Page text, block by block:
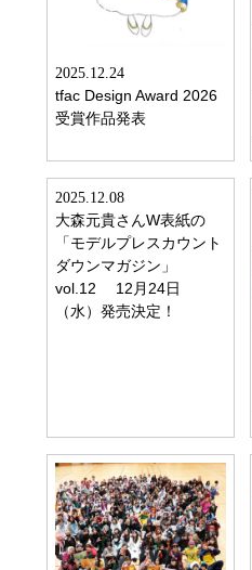
2025.12.24
tfac Design Award 2026
受賞作品発表
2025.12.08
大森元貴さんW表紙の
「モデルプレスカウント
ダウンマガジン」
vol.12 12月24日
（水）発売決定！